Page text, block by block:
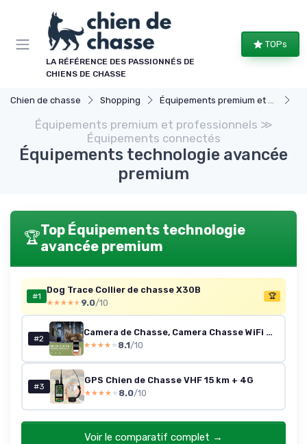
LA RÉFÉRENCE DES PASSIONNÉS DE
CHIENS DE CHASSE
TOPs
Chien de chasse Shopping Équipements premium et professionnels
Équipements premium et professionnels ≫
Équipements connectés
Équipements technologie avancée
premium
🏆Top Équipements technologie
avancée premium
#1
Dog Trace Collier de chasse X30B
★★★★★
★★★★★ 9.0/10
🏆
#2
Camera de Chasse, Camera Chasse WiFi 4K/60MP Full HD, Détecteur de Mouvement, Vision Nocturne, Temps de Déclenchement de 0,1S, Caméra IR Pour Animaux Sauvages avec Carte SD 32GB & Lecteur de Cartes
★★★★★
★★★★★ 8.1/10
#3
GPS Chien de Chasse VHF 15 km + 4G
★★★★★
★★★★★ 8.0/10
Voir le comparatif complet →
Panneau de gestion des cookies